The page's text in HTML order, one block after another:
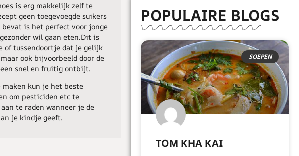
is erg makkelijk zelf te
geen toegevoegde suikers
bevat is het perfect voor jonge
wil gaan eten.Dit is
of tussendoortje dat je gelijk
ook bijvoorbeeld door de
snel en fruitig ontbijt.
maken kun je het beste
om pesticiden etc te
te raden wanneer je de
je kindje geeft.
POPULAIRE BLOGS
SOEPEN
TOM KHA KAI